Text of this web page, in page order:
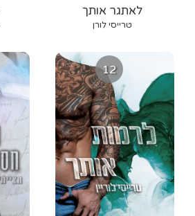
לאתגר אותך
טרייסי לורן
12